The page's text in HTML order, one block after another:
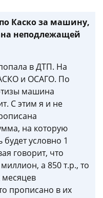
Каско за машину,
неподлежащей
в ДТП. На
и ОСАГО. По
машина
С этим я и не
на которую
условно 1
говорит, что
а 850 т.р., то
месяцев
прописано в их